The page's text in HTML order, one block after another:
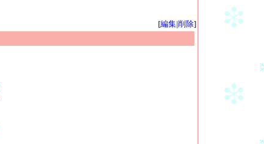
[編集|削除]